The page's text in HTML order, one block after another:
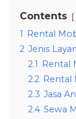
Contents
1 Rental
2 Jenis
2.1 Rental
2.2 Rental
2.3 Jasa
2.4 Sewa